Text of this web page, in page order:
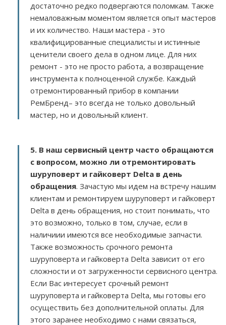
достаточно редко подвергаются поломкам. Также
немаловажным моментом является опыт мастеров
и их количество. Наши мастера - это
квалифицированные специалисты и истинные
ценители своего дела в одном лице. Для них
ремонт - это не просто работа, а возвращение
инструмента к полноценной службе. Каждый
отремонтированный прибор в компании
РемБренд– это всегда не только довольный
мастер, но и довольный клиент.
5. В наш сервисный центр часто обращаются
с вопросом, можно ли отремонтировать
шуруповерт и гайковерт Delta в день
обращения. Зачастую мы идем на встречу нашим
клиентам и ремонтируем шуруповерт и гайковерт
Delta в день обращения, но стоит понимать, что
это возможно, только в том, случае, если в
наличиии имеются все необходимые запчасти.
Также возможность срочного ремонта
шуруповерта и гайковерта Delta зависит от его
сложности и от загруженности сервисного центра.
Если Вас интересует срочный ремонт
шуруповерта и гайковерта Delta, мы готовы его
осуществить без дополнительной оплаты. Для
этого заранее необходимо с нами связаться,